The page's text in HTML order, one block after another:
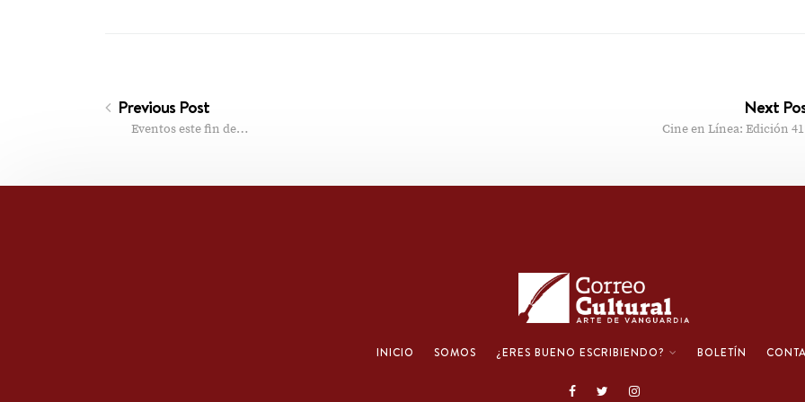
Previous Post
Eventos este fin de…
Next
Cine en Línea: Edición 41
INICIO SOMOS ¿ERES BUENO ESCRIBIENDO? BOLETÍN